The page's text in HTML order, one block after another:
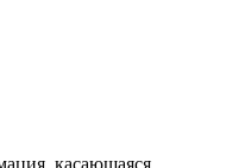
касающаяся